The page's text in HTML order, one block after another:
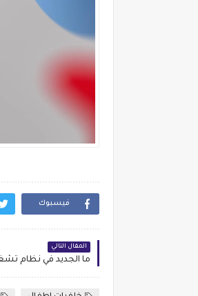
فيسبوك
المقال التالي